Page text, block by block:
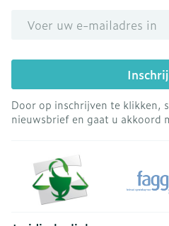
Door op inschrijven te klikken,
nieuwsbrief en gaat u akkoord